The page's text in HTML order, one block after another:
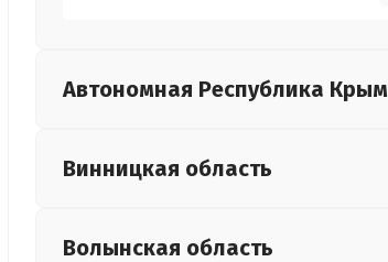
Автономная Республика Крым
Винницкая область
Волынская область